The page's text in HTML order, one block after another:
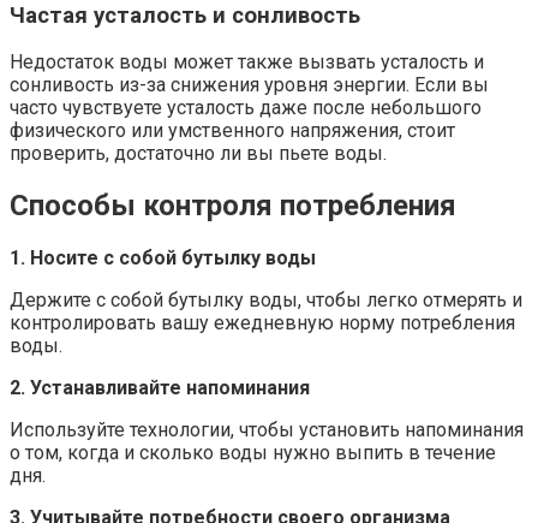
Частая усталость и сонливость
Недостаток воды может также вызвать усталость и
сонливость из-за снижения уровня энергии. Если вы
часто чувствуете усталость даже после небольшого
физического или умственного напряжения, стоит
проверить, достаточно ли вы пьете воды.
Способы контроля потребления
1. Носите с собой бутылку воды
Держите с собой бутылку воды, чтобы легко отмерять и
контролировать вашу ежедневную норму потребления
воды.
2. Устанавливайте напоминания
Используйте технологии, чтобы установить напоминания
о том, когда и сколько воды нужно выпить в течение
дня.
3. Учитывайте потребности своего организма